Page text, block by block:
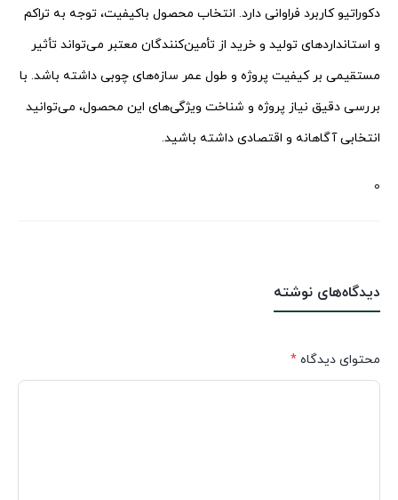
دکوراتیو کاربرد فراوانی دارد. انتخاب محصول باکیفیت، توجه به تراکم
و استانداردهای تولید و خرید از تأمین‌کنندگان معتبر می‌تواند تأثیر
مستقیمی بر کیفیت پروژه و طول عمر سازه‌های چوبی داشته باشد. با
بررسی دقیق نیاز پروژه و شناخت ویژگی‌های این محصول، می‌توانید
انتخابی آگاهانه و اقتصادی داشته باشید.
0
دیدگاه‌های نوشته
محتوای دیدگاه *